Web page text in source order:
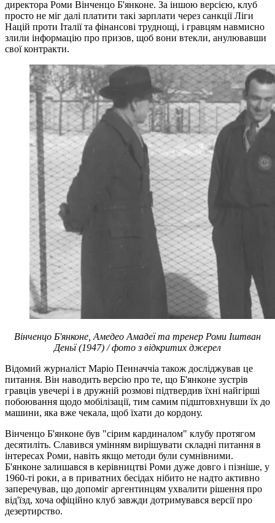
директора Роми Вінченцо Б'янконе. За іншою версією, клуб
просто не міг далі платити такі зарплати через санкції Ліги
Націй проти Італії та фінансові труднощі, і гравцям навмисно
злили інформацію про призов, щоб вони втекли, анулювавши
свої контракти.
Вінченцо Б'янконе, Амедео Амадеї та тренер Роми Іштван
Деньї (1947) / фото з відкритих джерел
Відомий журналіст Маріо Пенначчіа також досліджував це
питання. Він наводить версію про те, що Б'янконе зустрів
гравців увечері і в дружній розмові підтвердив їхні найгірші
побоювання щодо мобілізації, тим самим підштовхнувши їх до
машини, яка вже чекала, щоб їхати до кордону.
Вінченцо Б'янконе був "сірим кардиналом" клубу протягом
десятиліть. Славився умінням вирішувати складні питання в
інтересах Роми, навіть якщо методи були сумнівними.
Б'янконе залишався в керівництві Роми дуже довго і пізніше, у
1960-ті роки, а в приватних бесідах нібито не надто активно
заперечував, що допоміг аргентинцям ухвалити рішення про
від'їзд, хоча офіційно клуб завжди дотримувався версії про
дезертирство.